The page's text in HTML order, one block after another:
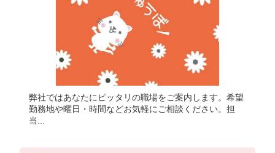
弊社ではあなたにピッタリの職場をご案内します。希望
勤務地や曜日・時間などお気軽にご相談ください。担
当...